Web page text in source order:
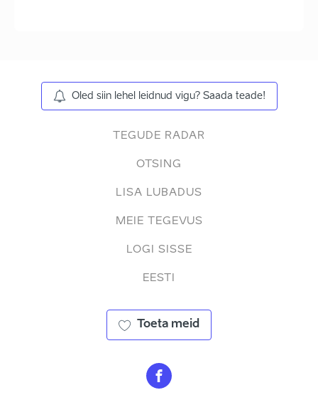
Oled siin lehel leidnud vigu? Saada teade!
TEGUDE RADAR
OTSING
LISA LUBADUS
MEIE TEGEVUS
LOGI SISSE
EESTI
Toeta meid